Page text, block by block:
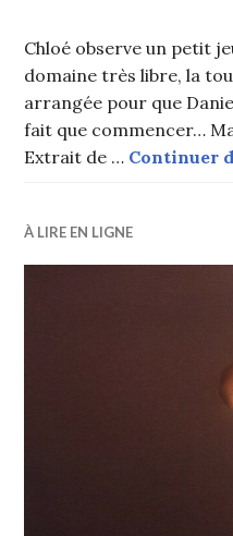
Chloé observe un petit
domaine très libre, la
arrangée pour que
fait que commencer…
Extrait de … Continuer
À LIRE EN LIGNE